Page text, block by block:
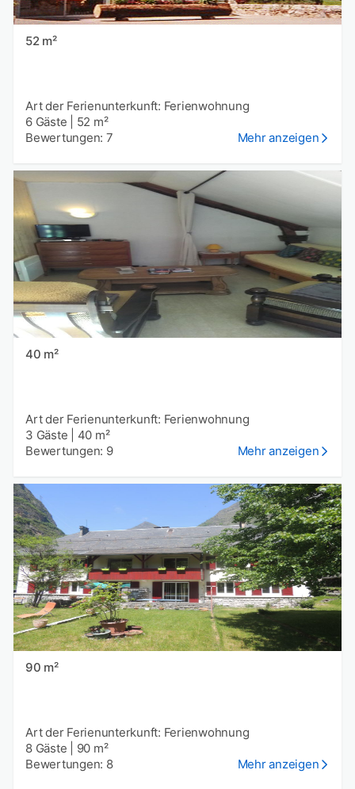
52 m²
Art der Ferienunterkunft: Ferienwohnung
6 Gäste
52 m²
Bewertungen: 7
Mehr anzeigen
40 m²
Art der Ferienunterkunft: Ferienwohnung
3 Gäste
40 m²
Bewertungen: 9
Mehr anzeigen
90 m²
Art der Ferienunterkunft: Ferienwohnung
8 Gäste
90 m²
Bewertungen: 8
Mehr anzeigen